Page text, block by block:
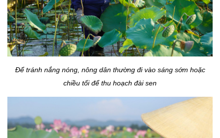
Để tránh nắng nóng, nông dân thường đi vào sáng sớm hoặc
chiều tối để thu hoạch đài sen